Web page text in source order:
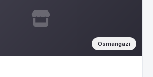
Osmangazi